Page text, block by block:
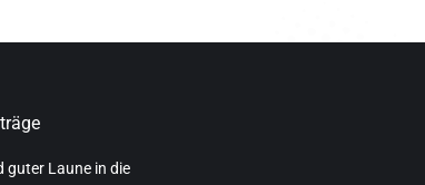
guter Laune in die